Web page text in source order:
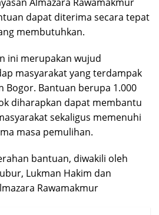
dapat diterima secara tepat
membutuhkan.
ini merupakan wujud
masyarakat yang terdampak
Bogor. Bantuan berupa 1.000
diharapkan dapat membantu
sekaligus memenuhi
masa pemulihan.
bantuan, diwakili oleh
Lukman Hakim dan
Rawamakmur